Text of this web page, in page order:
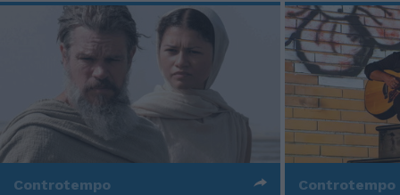
Controtempo Controtempo